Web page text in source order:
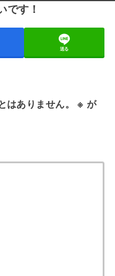
です！
送る
ありません。 ※ が